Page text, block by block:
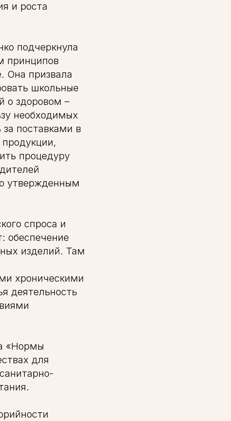
и роста
подчеркнула
принципов
Она призвала
школьные
о здоровом –
необходимых
поставками в
процедуру
утвержденным
спроса и
обеспечение
изделий. Там
хроническими
деятельность
«Нормы
для